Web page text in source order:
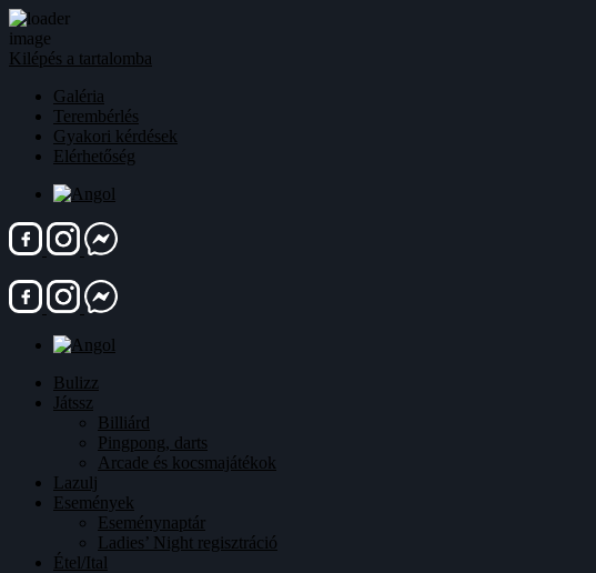
Kilépés a tartalomba
Galéria
Terembérlés
Gyakori kérdések
Elérhetőség
Bulizz
Játssz
Billiárd
Pingpong, darts
Arcade és kocsmajátékok
Lazulj
Események
Eseménynaptár
Ladies’ Night regisztráció
Étel/Ital